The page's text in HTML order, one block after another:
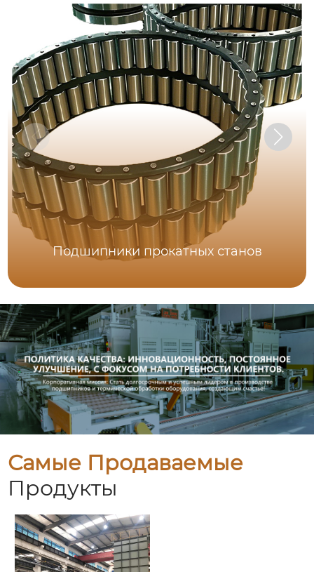
Подшипники прокатных станов
Самые Продаваемые
Продукты